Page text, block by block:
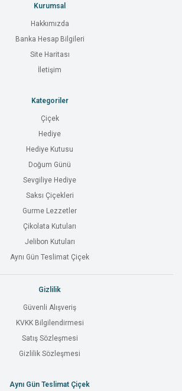
Kurumsal
Hakkımızda
Banka Hesap Bilgileri
Site Haritası
İletişim
Kategoriler
Çiçek
Hediye
Hediye Kutusu
Doğum Günü
Sevgiliye Hediye
Saksı Çiçekleri
Gurme Lezzetler
Çikolata Kutuları
Jelibon Kutuları
Aynı Gün Teslimat Çiçek
Gizlilik
Güvenli Alışveriş
KVKK Bilgilendirmesi
Satış Sözleşmesi
Gizlilik Sözleşmesi
Aynı Gün Teslimat Çiçek